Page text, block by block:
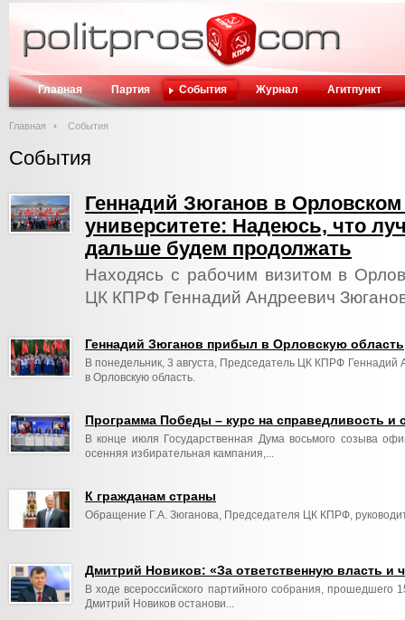
Главная Партия События Журнал Агитпункт
Главная События
События
Геннадий Зюганов в Орловском
университете: Надеюсь, что
дальше будем продолжать
Находясь с рабочим визитом в
ЦК КПРФ Геннадий Андреевич
Геннадий Зюганов прибыл в Орловскую область
В понедельник, 3 августа, Председатель ЦК КПРФ
в Орловскую область.
Программа Победы – курс на справедливость и
В конце июля Государственная Дума восьмого созыва
осенняя избирательная кампания,...
К гражданам страны
Обращение Г.А. Зюганова, Председателя ЦК КПРФ,
Дмитрий Новиков: «За ответственную власть и
В ходе всероссийского партийного собрания,
Дмитрий Новиков останови...